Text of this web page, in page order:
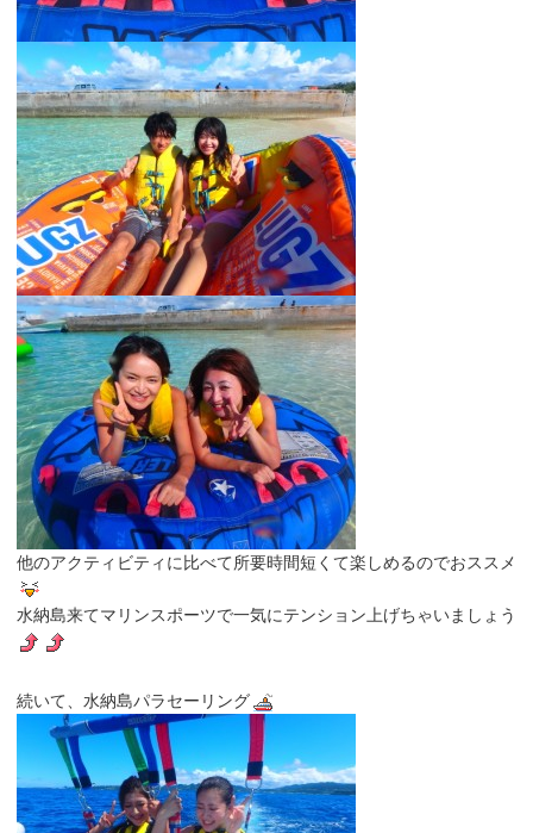
他のアクティビティに比べて所要時間短くて楽しめるのでおススメ
水納島来てマリンスポーツで一気にテンション上げちゃいましょう
続いて、水納島パラセーリング